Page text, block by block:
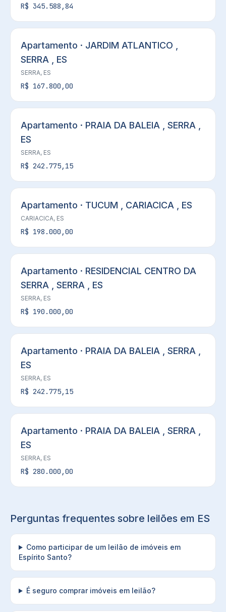
R$ 345.588,84
Apartamento · JARDIM ATLANTICO ,
SERRA , ES
SERRA, ES
R$ 167.800,00
Apartamento · PRAIA DA BALEIA , SERRA ,
ES
SERRA, ES
R$ 242.775,15
Apartamento · TUCUM , CARIACICA , ES
CARIACICA, ES
R$ 198.000,00
Apartamento · RESIDENCIAL CENTRO DA
SERRA , SERRA , ES
SERRA, ES
R$ 190.000,00
Apartamento · PRAIA DA BALEIA , SERRA ,
ES
SERRA, ES
R$ 242.775,15
Apartamento · PRAIA DA BALEIA , SERRA ,
ES
SERRA, ES
R$ 280.000,00
Perguntas frequentes sobre leilões em ES
Como participar de um leilão de imóveis em
Espírito Santo?
É seguro comprar imóveis em leilão?